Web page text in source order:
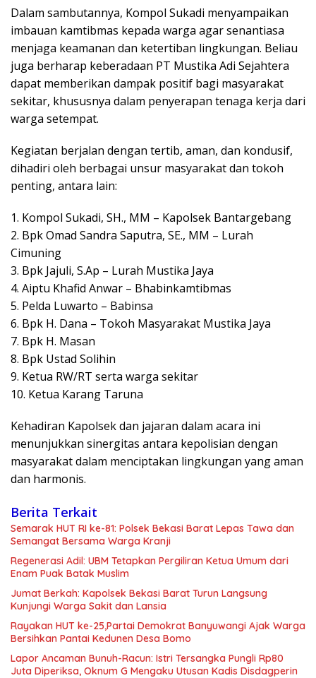
Dalam sambutannya, Kompol Sukadi menyampaikan
imbauan kamtibmas kepada warga agar senantiasa
menjaga keamanan dan ketertiban lingkungan. Beliau
juga berharap keberadaan PT Mustika Adi Sejahtera
dapat memberikan dampak positif bagi masyarakat
sekitar, khususnya dalam penyerapan tenaga kerja dari
warga setempat.
Kegiatan berjalan dengan tertib, aman, dan kondusif,
dihadiri oleh berbagai unsur masyarakat dan tokoh
penting, antara lain:
1. Kompol Sukadi, SH., MM – Kapolsek Bantargebang
2. Bpk Omad Sandra Saputra, SE., MM – Lurah
Cimuning
3. Bpk Jajuli, S.Ap – Lurah Mustika Jaya
4. Aiptu Khafid Anwar – Bhabinkamtibmas
5. Pelda Luwarto – Babinsa
6. Bpk H. Dana – Tokoh Masyarakat Mustika Jaya
7. Bpk H. Masan
8. Bpk Ustad Solihin
9. Ketua RW/RT serta warga sekitar
10. Ketua Karang Taruna
Kehadiran Kapolsek dan jajaran dalam acara ini
menunjukkan sinergitas antara kepolisian dengan
masyarakat dalam menciptakan lingkungan yang aman
dan harmonis.
Berita Terkait
Semarak HUT RI ke-81: Polsek Bekasi Barat Lepas Tawa dan
Semangat Bersama Warga Kranji
Regenerasi Adil: UBM Tetapkan Pergiliran Ketua Umum dari
Enam Puak Batak Muslim
Jumat Berkah: Kapolsek Bekasi Barat Turun Langsung
Kunjungi Warga Sakit dan Lansia
Rayakan HUT ke-25,Partai Demokrat Banyuwangi Ajak Warga
Bersihkan Pantai Kedunen Desa Bomo
Lapor Ancaman Bunuh-Racun: Istri Tersangka Pungli Rp80
Juta Diperiksa, Oknum G Mengaku Utusan Kadis Disdagperin